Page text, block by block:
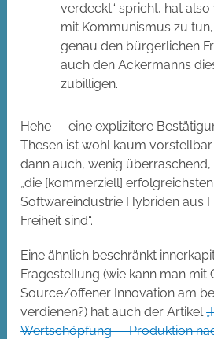
verdeckt“ spricht, hat
mit Kommunismus zu
genau den bürgerlichen
auch den Ackermanns
zubilligen.
Hehe — eine explizitere
Thesen ist wohl kaum vorstellbar
dann auch, wenig überraschend,
„die [kommerziell]
Softwareindustrie Hybriden aus
Freiheit sind“.
Eine ähnlich beschränkt
Fragestellung (wie kann man mit
Source/offener Innovation am
verdienen?) hat auch der Artikel
Wertschöpfung — Produktion